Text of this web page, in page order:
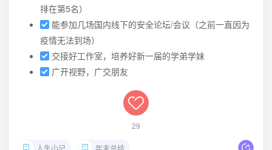
排在第5名）
能参加几场国内线下的安全论坛/会议（之前一直因为
疫情无法到场）
交接好工作室，培养好新一届的学弟学妹
广开视野，广交朋友
29